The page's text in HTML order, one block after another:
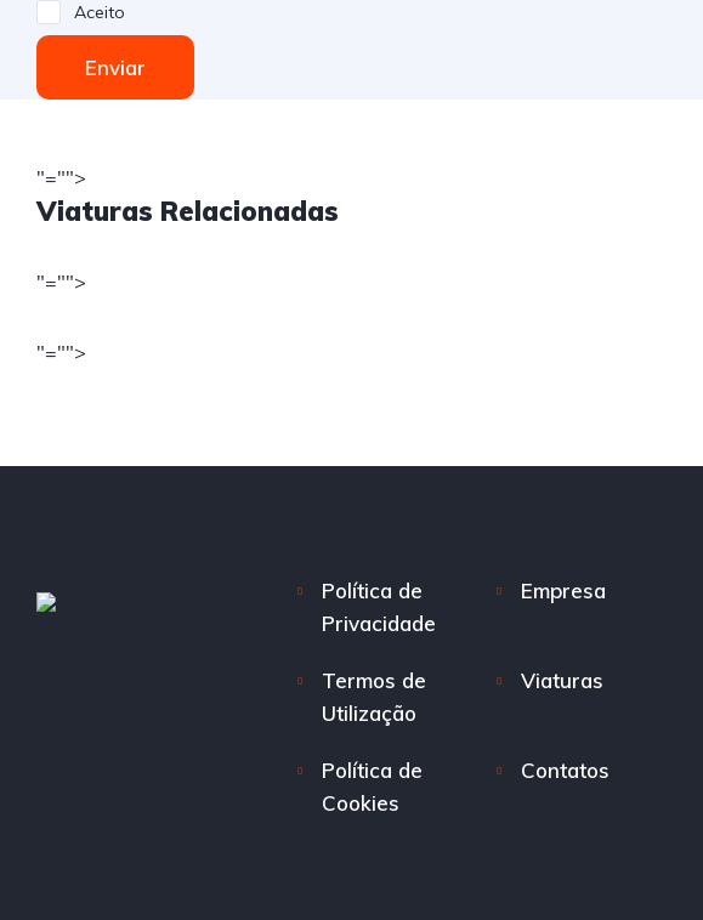
Aceito
Enviar
"="">
Viaturas Relacionadas
"="">
"="">
Política de
Privacidade
Empresa
Termos de
Utilização
Viaturas
Política de
Cookies
Contatos